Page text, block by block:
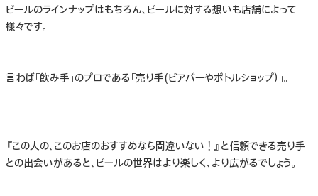
ビールのラインナップはもちろん、ビールに対する想いも店舗によって
様々です。
言わば「飲み手」のプロである「売り手(ビアバーやボトルショップ）」。
『この人の、このお店のおすすめなら間違いない！』と信頼できる売り手
との出会いがあると、ビールの世界はより楽しく、より広がるでしょう。